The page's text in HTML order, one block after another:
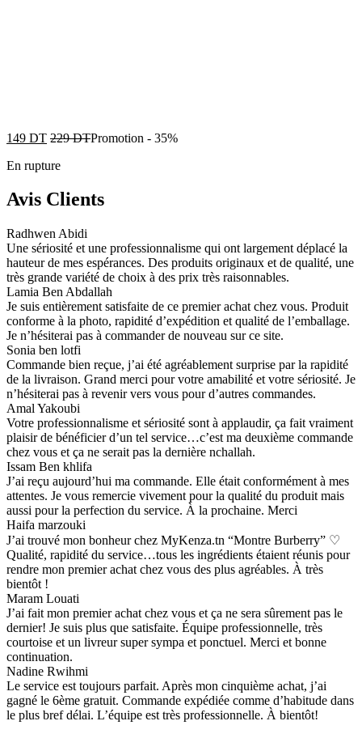
149 DT 229DTPromotion - 35%
En rupture
Avis Clients
Radhwen Abidi
Une sériosité et une professionnalisme qui ont largement déplacé la
hauteur de mes espérances. Des produits originaux et de qualité, une
très grande variété de choix à des prix très raisonnables.
Lamia Ben Abdallah
Je suis entièrement satisfaite de ce premier achat chez vous. Produit
conforme à la photo, rapidité d’expédition et qualité de l’emballage.
Je n’hésiterai pas à commander de nouveau sur ce site.
Sonia ben lotfi
Commande bien reçue, j’ai été agréablement surprise par la rapidité
de la livraison. Grand merci pour votre amabilité et votre sériosité. Je
n’hésiterai pas à revenir vers vous pour d’autres commandes.
Amal Yakoubi
Votre professionnalisme et sériosité sont à applaudir, ça fait vraiment
plaisir de bénéficier d’un tel service…c’est ma deuxième commande
chez vous et ça ne serait pas la dernière nchallah.
Issam Ben khlifa
J’ai reçu aujourd’hui ma commande. Elle était conformément à mes
attentes. Je vous remercie vivement pour la qualité du produit mais
aussi pour la perfection du service. À la prochaine. Merci
Haifa marzouki
J’ai trouvé mon bonheur chez MyKenza.tn “Montre Burberry” ♡
Qualité, rapidité du service…tous les ingrédients étaient réunis pour
rendre mon premier achat chez vous des plus agréables. À très
bientôt !
Maram Louati
J’ai fait mon premier achat chez vous et ça ne sera sûrement pas le
dernier! Je suis plus que satisfaite. Équipe professionnelle, très
courtoise et un livreur super sympa et ponctuel. Merci et bonne
continuation.
Nadine Rwihmi
Le service est toujours parfait. Après mon cinquième achat, j’ai
gagné le 6ème gratuit. Commande expédiée comme d’habitude dans
le plus bref délai. L’équipe est très professionnelle. À bientôt!